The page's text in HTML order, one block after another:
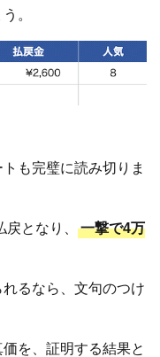
。
も完璧に読み切りま
戻となり、一撃で4万
るなら、文句のつけ
を、証明する結果と